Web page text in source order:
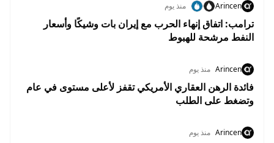
Arincen منذ يوم
ترامب: اتفاق إنهاء الحرب مع إيران بات وشيكًا وأسعار
النفط مرشحة للهبوط
Arincen منذ يوم
فائدة الرهن العقاري الأمريكي تقفز لأعلى مستوى في عام
وتضغط على الطلب
Arincen منذ يوم